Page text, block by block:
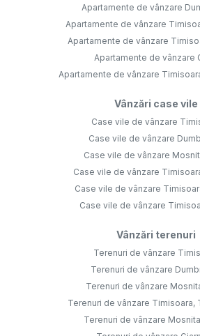
Apartamente de vânzare
Apartamente de vânzare
Apartamente de vânzare
Apartamente de vânzare
Apartamente de vânzare
Vânzări case vile
Case vile de vânzare
Case vile de vânzare
Case vile de vânzare
Case vile de vânzare
Case vile de vânzare
Case vile de vânzare
Vânzări terenuri
Terenuri de vânzare
Terenuri de vânzare
Terenuri de vânzare
Terenuri de vânzare Timisoara,
Terenuri de vânzare